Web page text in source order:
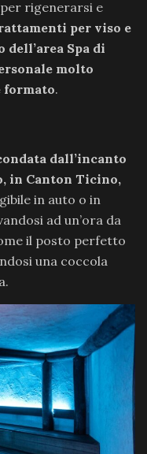
rigenerarsi e
per viso e
Spa di
molto
formato.
dall’incanto
in Canton Ticino,
in auto o in
ad un’ora da
il posto perfetto
una coccola